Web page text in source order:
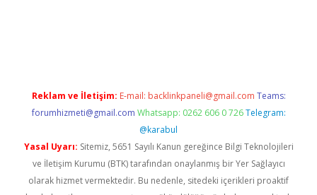
Reklam ve İletişim: E-mail: backlinkpaneli@gmail.com Teams:
forumhizmeti@gmail.com Whatsapp: 0262 606 0 726 Telegram:
@karabul
Yasal Uyarı: Sitemiz, 5651 Sayılı Kanun gereğince Bilgi Teknolojileri
ve İletişim Kurumu (BTK) tarafından onaylanmış bir Yer Sağlayıcı
olarak hizmet vermektedir. Bu nedenle, sitedeki içerikleri proaktif